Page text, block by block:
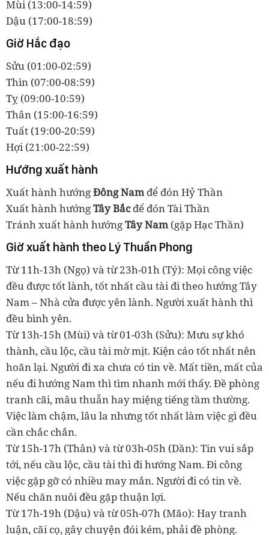
Mùi (13:00-14:59)
Dậu (17:00-18:59)
Giờ Hắc đạo
Sửu (01:00-02:59)
Thìn (07:00-08:59)
Tỵ (09:00-10:59)
Thân (15:00-16:59)
Tuất (19:00-20:59)
Hợi (21:00-22:59)
Hướng xuất hành
Xuất hành hướngĐông Nam để đón Hỷ Thần
Xuất hành hướngTây Bắc để đón Tài Thần
Tránh xuất hành hướngTây Nam (gặp Hạc Thần)
Giờ xuất hành theo Lý Thuần Phong
Từ 11h-13h (Ngọ) và từ 23h-01h (Tý): Mọi công việc
đều được tốt lành, tốt nhất cầu tài đi theo hướng Tây
Nam – Nhà cửa được yên lành. Người xuất hành thì
đều bình yên.
Từ 13h-15h (Mùi) và từ 01-03h (Sửu): Mưu sự khó
thành, cầu lộc, cầu tài mờ mịt. Kiện cáo tốt nhất nên
hoãn lại. Người đi xa chưa có tin về. Mất tiền, mất của
nếu đi hướng Nam thì tìm nhanh mới thấy. Đề phòng
tranh cãi, mâu thuẫn hay miệng tiếng tầm thường.
Việc làm chậm, lâu la nhưng tốt nhất làm việc gì đều
cần chắc chắn.
Từ 15h-17h (Thân) và từ 03h-05h (Dần): Tin vui sắp
tới, nếu cầu lộc, cầu tài thì đi hướng Nam. Đi công
việc gặp gỡ có nhiều may mắn. Người đi có tin về.
Nếu chăn nuôi đều gặp thuận lợi.
Từ 17h-19h (Dậu) và từ 05h-07h (Mão): Hay tranh
luận, cãi cọ, gây chuyện đói kém, phải đề phòng.